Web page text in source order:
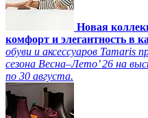
Новая
комфорт и элегантность в
обуви и аксессуаров Tamaris
сезона Весна–Лето’ 26 на
по 30 августа.